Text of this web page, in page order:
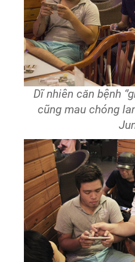
Dĩ nhiên căn bệnh
cũng mau chóng